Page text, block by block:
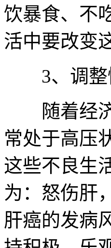
饮暴食、不
活中要改变
3、调整
随着经济
常处于高压
这些不良生
为：怒伤肝
肝癌的发病